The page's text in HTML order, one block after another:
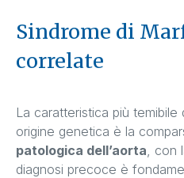
Sindrome di
correlate
La caratteristica più temibile
origine genetica è la
patologica dell’aorta ,
diagnosi precoce è